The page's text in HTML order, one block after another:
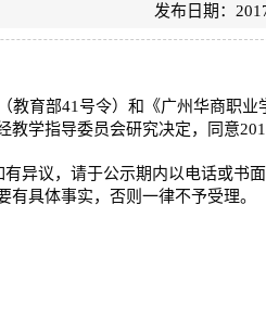
发布日期：
教育部41 号令） 和《广州华商职业
教学指导委员会研究决定，同意
有异议，请于公示期内以电话或书
具体事实，否则一律不予受理。